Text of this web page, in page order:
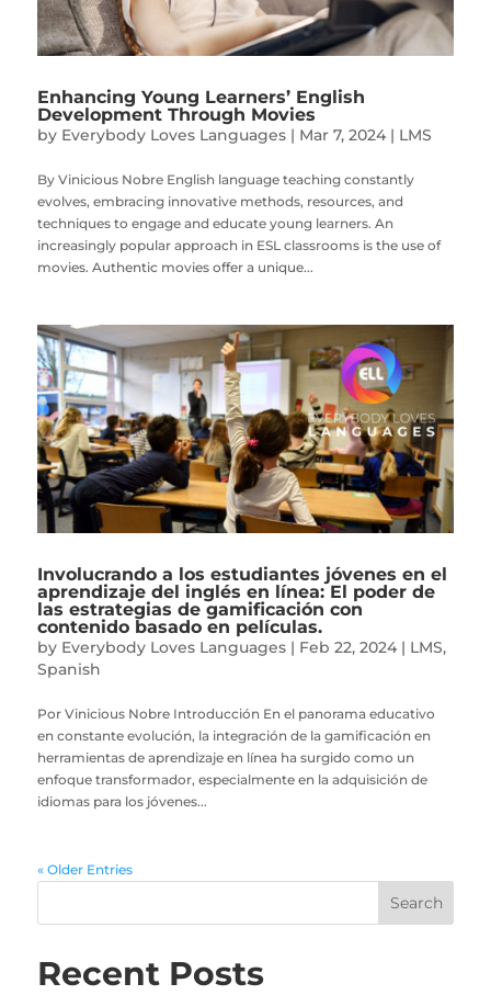
Enhancing Young Learners’ English
Development Through Movies
by Everybody Loves Languages| Mar 7, 2024| LMS
By Vinicious Nobre English language teaching constantly
evolves, embracing innovative methods, resources, and
techniques to engage and educate young learners. An
increasingly popular approach in ESL classrooms is the use of
movies. Authentic movies offer a unique...
Involucrando a los estudiantes jóvenes en el
aprendizaje del inglés en línea: El poder de
las estrategias de gamificación con
contenido basado en películas.
by Everybody Loves Languages| Feb 22, 2024| LMS,
Spanish
Por Vinicious Nobre Introducción En el panorama educativo
en constante evolución, la integración de la gamificación en
herramientas de aprendizaje en línea ha surgido como un
enfoque transformador, especialmente en la adquisición de
idiomas para los jóvenes...
« Older Entries
Recent Posts